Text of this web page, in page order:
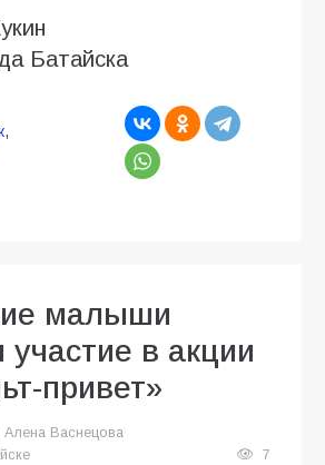
Батайска
,
малыши
участие в акции
привет»
Алена Васнецова
7